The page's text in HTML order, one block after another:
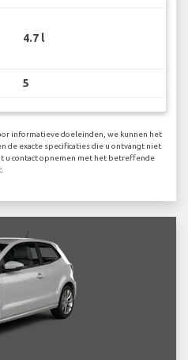
4.7 l
5
informatieve doeleinden, we kunnen het
de exacte specificaties die u ontvangt niet
u contact opnemen met het betreffende